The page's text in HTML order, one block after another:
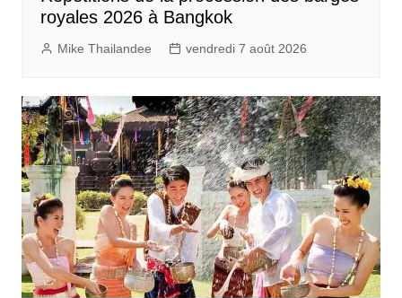
royales 2026 à Bangkok
Mike Thailandee vendredi 7 août 2026